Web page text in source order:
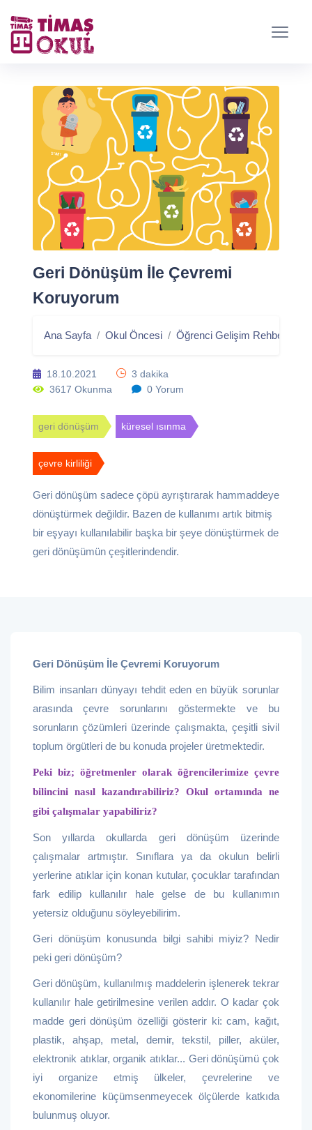
Geri Dönüşüm İle Çevremi
Koruyorum
Ana Sayfa Okul Öncesi Öğrenci Gelişim Rehberi/Blog
18.10.2021
3 dakika
3617 Okunma
0 Yorum
geri dönüşüm küresel ısınma
çevre kirliliği
Geri dönüşüm sadece çöpü ayrıştırarak hammaddeye
dönüştürmek değildir. Bazen de kullanımı artık bitmiş
bir eşyayı kullanılabilir başka bir şeye dönüştürmek de
geri dönüşümün çeşitlerindendir.
Geri Dönüşüm İle Çevremi Koruyorum
Bilim insanları dünyayı tehdit eden en büyük sorunlar
arasında çevre sorunlarını göstermekte ve bu
sorunların çözümleri üzerinde çalışmakta, çeşitli sivil
toplum örgütleri de bu konuda projeler üretmektedir.
Peki biz; öğretmenler olarak öğrencilerimize çevre
bilincini nasıl kazandırabiliriz? Okul ortamında ne
gibi çalışmalar yapabiliriz?
Son yıllarda okullarda geri dönüşüm üzerinde
çalışmalar artmıştır. Sınıflara ya da okulun belirli
yerlerine atıklar için konan kutular, çocuklar tarafından
fark edilip kullanılır hale gelse de bu kullanımın
yetersiz olduğunu söyleyebilirim.
Geri dönüşüm konusunda bilgi sahibi miyiz? Nedir
peki geri dönüşüm?
Geri dönüşüm, kullanılmış maddelerin işlenerek tekrar
kullanılır hale getirilmesine verilen addır. O kadar çok
madde geri dönüşüm özelliği gösterir ki: cam, kağıt,
plastik, ahşap, metal, demir, tekstil, piller, aküler,
elektronik atıklar, organik atıklar... Geri dönüşümü çok
iyi organize etmiş ülkeler, çevrelerine ve
ekonomilerine küçümsenmeyecek ölçülerde katkıda
bulunmuş oluyor.